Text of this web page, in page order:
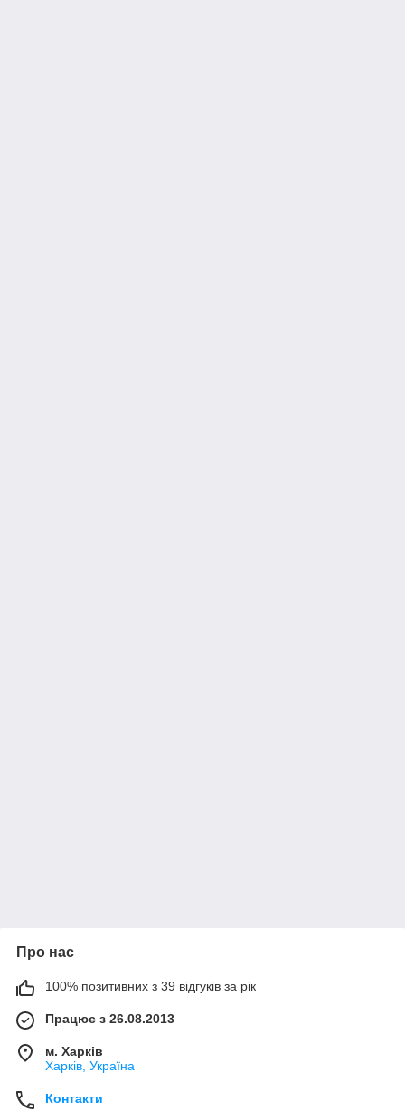
Про нас
100% позитивних з 39 відгуків за рік
Працює з 26.08.2013
м. Харків
Харків, Україна
Контакти